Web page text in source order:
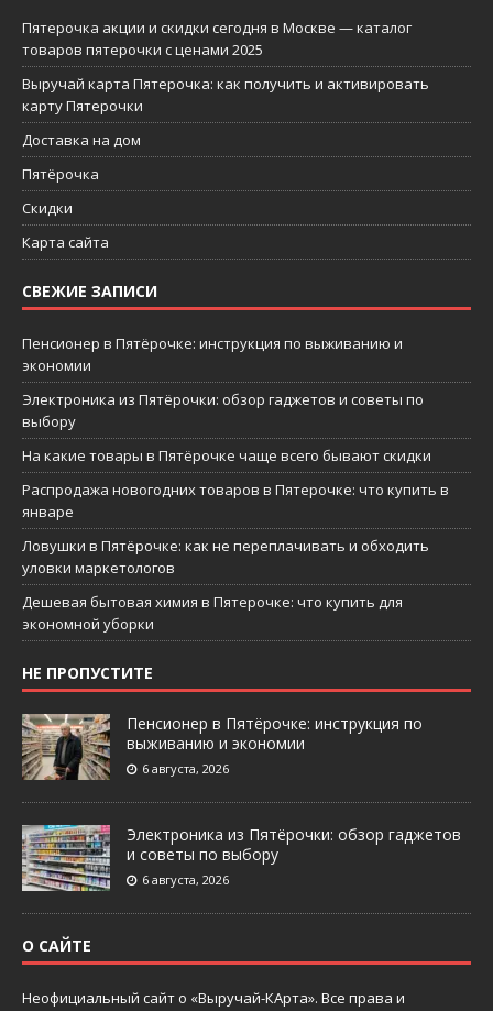
Пятерочка акции и скидки сегодня в Москве — каталог
товаров пятерочки с ценами 2025
Выручай карта Пятерочка: как получить и активировать
карту Пятерочки
Доставка на дом
Пятёрочка
Скидки
Карта сайта
СВЕЖИЕ ЗАПИСИ
Пенсионер в Пятёрочке: инструкция по выживанию и
экономии
Электроника из Пятёрочки: обзор гаджетов и советы по
выбору
На какие товары в Пятёрочке чаще всего бывают скидки
Распродажа новогодних товаров в Пятерочке: что купить в
январе
Ловушки в Пятёрочке: как не переплачивать и обходить
уловки маркетологов
Дешевая бытовая химия в Пятерочке: что купить для
экономной уборки
НЕ ПРОПУСТИТЕ
Пенсионер в Пятёрочке: инструкция по
выживанию и экономии
6 августа, 2026
Электроника из Пятёрочки: обзор гаджетов
и советы по выбору
6 августа, 2026
О САЙТЕ
Неофициальный сайт о «Выручай-КАрта». Все права и